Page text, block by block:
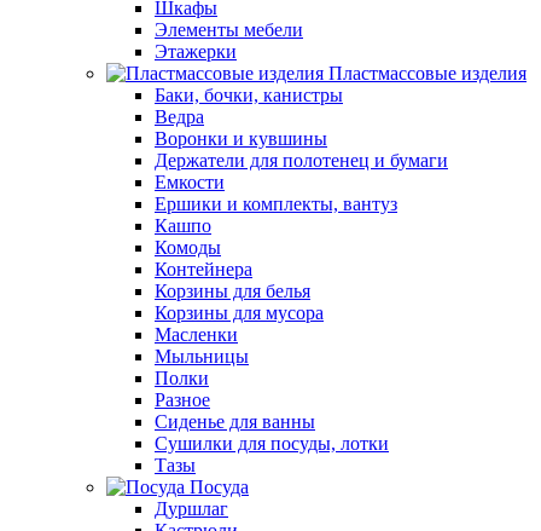
Шкафы
Элементы мебели
Этажерки
Пластмассовые изделия
Баки, бочки, канистры
Ведра
Воронки и кувшины
Держатели для полотенец и бумаги
Емкости
Ершики и комплекты, вантуз
Кашпо
Комоды
Контейнера
Корзины для белья
Корзины для мусора
Масленки
Мыльницы
Полки
Разное
Сиденье для ванны
Сушилки для посуды, лотки
Тазы
Посуда
Дуршлаг